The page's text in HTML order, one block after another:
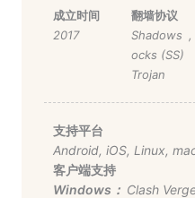
成立时间
2017
翻墙协议
Shadows
ocks (SS)
,
Trojan
支持平台
Android, iOS, Linux,
客户端支持
Windows： Clash